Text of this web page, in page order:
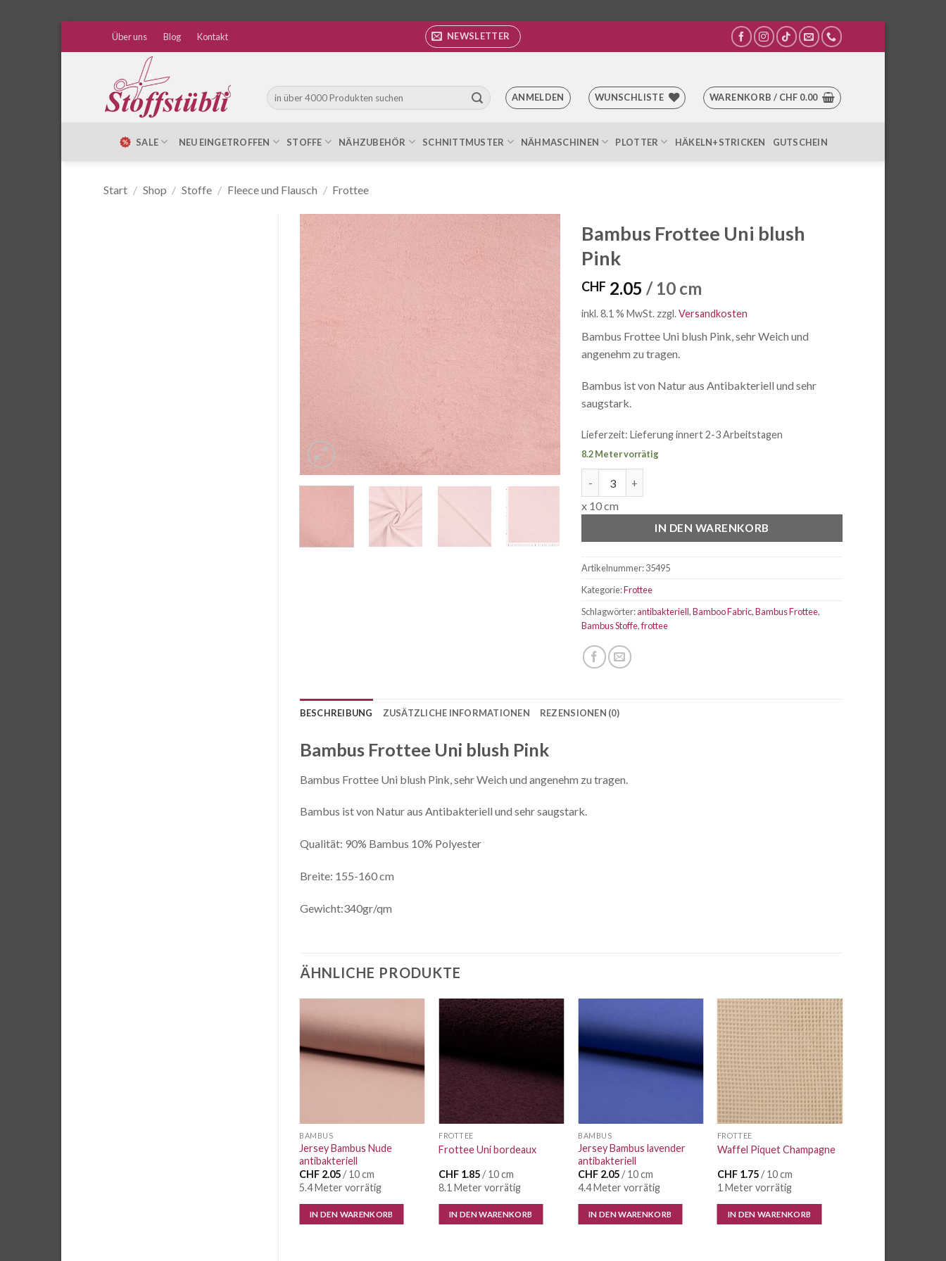
Über uns Blog Kontakt NEWSLETTER
Suche
nach:
ANMELDEN WUNSCHLISTE WARENKORB / CHF 0.00
SALE NEU EINGETROFFEN STOFFE NÄHZUBEHÖR SCHNITTMUSTER NÄHMASCHINEN PLOTTER HÄKELN+STRICKEN GUTSCHEIN
Start / Shop / Stoffe / Fleece und Flausch / Frottee
Auf die
Wunschliste
Bambus Frottee Uni blush
Pink
CHF 2.05 / 10 cm
inkl. 8.1 % MwSt. zzgl.Versandkosten
Bambus Frottee Uni blush Pink, sehr Weich und
angenehm zu tragen.
Bambus ist von Natur aus Antibakteriell und sehr
saugstark.
Lieferzeit:Lieferung innert 2-3 Arbeitstagen
8.2 Meter vorrätig
x 10 cm
IN DEN WARENKORB
Artikelnummer:35495
Kategorie:Frottee
Schlagwörter:antibakteriell,Bamboo Fabric,Bambus Frottee,
Bambus Stoffe,frottee
BESCHREIBUNG ZUSÄTZLICHE INFORMATIONEN REZENSIONEN (0)
Bambus Frottee Uni blush Pink
Bambus Frottee Uni blush Pink, sehr Weich und angenehm zu tragen.
Bambus ist von Natur aus Antibakteriell und sehr saugstark.
Qualität: 90% Bambus 10% Polyester
Breite: 155-160 cm
Gewicht:340gr/qm
ÄHNLICHE PRODUKTE
Auf die
Wunschliste
BAMBUS
Jersey Bambus Nude
antibakteriell
CHF 2.05/ 10 cm
5.4 Meter vorrätig
IN DEN WARENKORB
FROTTEE
Frottee Uni bordeaux
CHF 1.85/ 10 cm
8.1 Meter vorrätig
IN DEN WARENKORB
Auf die
BAMBUS
Jersey Bambus lavender
antibakteriell
CHF 2.05/ 10 cm
4.4 Meter vorrätig
IN DEN WARENKORB
Auf die
Wunschliste
FROTTEE
Waffel Piquet Champagne
CHF1.75/ 10 cm
1 Meter vorrätig
IN DEN WARENKORB